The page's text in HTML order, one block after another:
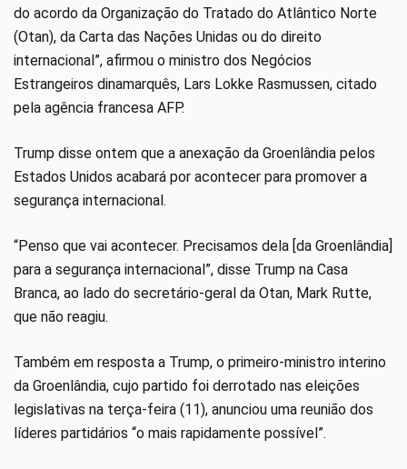
do acordo da Organização do Tratado do Atlântico Norte
(Otan), da Carta das Nações Unidas ou do direito
internacional”, afirmou o ministro dos Negócios
Estrangeiros dinamarquês, Lars Lokke Rasmussen, citado
pela agência francesa AFP.
Trump disse ontem que a anexação da Groenlândia pelos
Estados Unidos acabará por acontecer para promover a
segurança internacional.
“Penso que vai acontecer. Precisamos dela [da Groenlândia]
para a segurança internacional”, disse Trump na Casa
Branca, ao lado do secretário-geral da Otan, Mark Rutte,
que não reagiu.
Também em resposta a Trump, o primeiro-ministro interino
da Groenlândia, cujo partido foi derrotado nas eleições
legislativas na terça-feira (11), anunciou uma reunião dos
líderes partidários “o mais rapidamente possível”.